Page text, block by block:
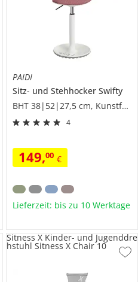
PAIDI
Sitz- und Stehhocker Swifty
BHT 38|52|27,5 cm, Kunstfaser
4
149,00 €
Lieferzeit: bis zu 10 Werktage
Sitness X Kinder- und Jugenddre
hstuhl Sitness X Chair 10